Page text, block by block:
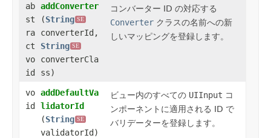
ab
st
ra
ct
vo
id
addConverter
(String SE
converterId,
String SE
converterCla
ss)
コンバーター ID の対応する
Converter クラスの名前への新
しいマッピングを登録します。
vo
id
addDefaultVa
lidatorId
(String SE
validatorId)
ビュー内のすべての UIInput コ
ンポーネントに適用される ID で
バリデーターを登録します。